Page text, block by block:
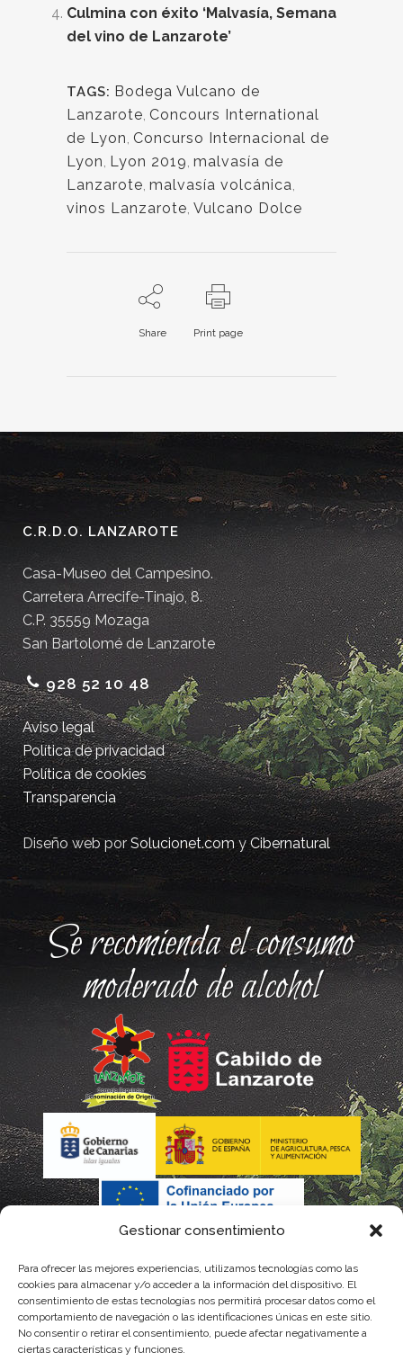
Gestionar consentimiento
Para ofrecer las mejores experiencias, utilizamos tecnologías como las
cookies para almacenar y/o acceder a la información del dispositivo. El
consentimiento de estas tecnologías nos permitirá procesar datos como el
comportamiento de navegación o las identificaciones únicas en este sitio.
No consentir o retirar el consentimiento, puede afectar negativamente a
ciertas características y funciones.
Culmina con éxito ‘Malvasía, Semana
del vino de Lanzarote’
TAGS: Bodega Vulcano de
Lanzarote, Concours International
de Lyon, Concurso Internacional de
Lyon, Lyon 2019, malvasía de
Lanzarote, malvasía volcánica,
vinos Lanzarote, Vulcano Dolce
Share Print page
C.R.D.O. LANZAROTE
Casa-Museo del Campesino.
Carretera Arrecife-Tinajo, 8.
C.P. 35559 Mozaga
San Bartolomé de Lanzarote
928 52 10 48
Aviso legal
Política de privacidad
Política de cookies
Transparencia
Diseño web porSolucionet.comyCibernatural
Se recomienda el consumo
moderado de alcohol
La gestión de la DOP Lanzarote realizada por este Consejo
Regulador es financiada, parcialmente, por el Gobierno de
Canarias